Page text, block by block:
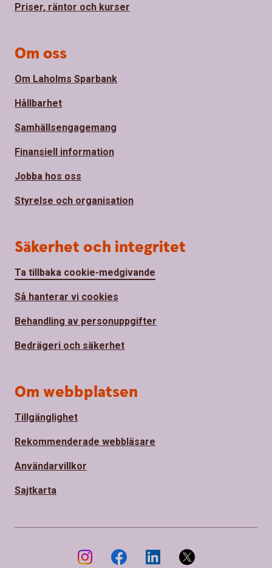
Priser, räntor och kurser
Om oss
Om Laholms Sparbank
Hållbarhet
Samhällsengagemang
Finansiell information
Jobba hos oss
Styrelse och organisation
Säkerhet och integritet
Ta tillbaka cookie-medgivande
Så hanterar vi cookies
Behandling av personuppgifter
Bedrägeri och säkerhet
Om webbplatsen
Tillgänglighet
Rekommenderade webbläsare
Användarvillkor
Sajtkarta